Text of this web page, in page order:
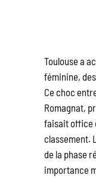
Toulouse a
féminine,
Ce choc
Romagnat,
faisait office
classement.
de la phase
importance